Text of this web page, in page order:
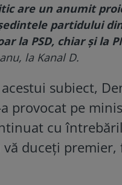
are un anumit
partidului
la PSD, chiar și la
la Kanal D.
subiect,
provocat pe
cu
duceți